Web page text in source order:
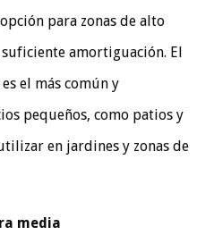
para zonas de alto
amortiguación. El
el más común y
pequeños, como patios y
en jardines y zonas de
media